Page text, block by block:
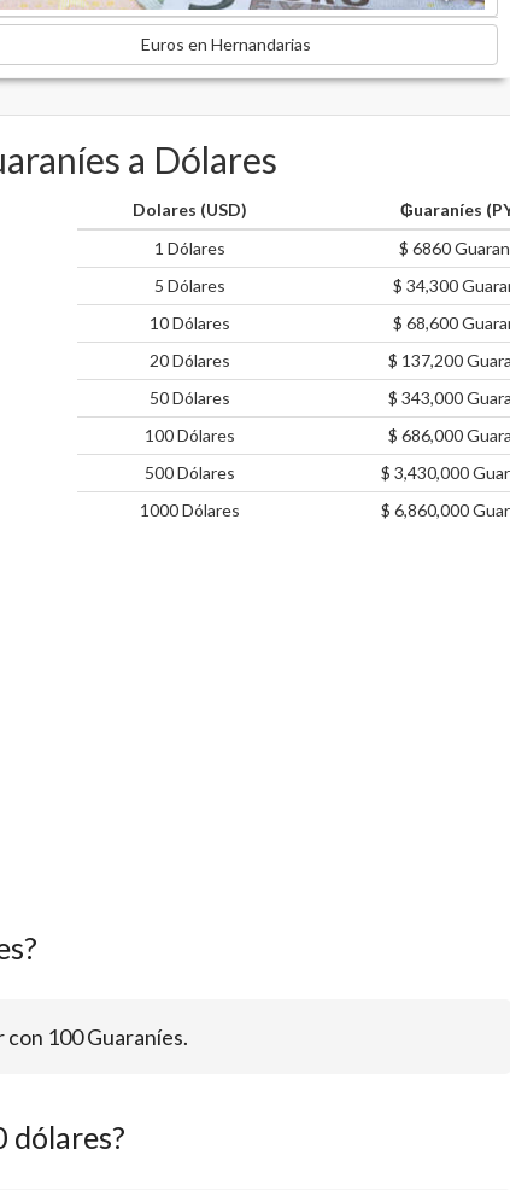
Euros en Hernandarias
a Dólares
Dolares (USD)
₲uaraníes
1 Dólares
$ 6860
5 Dólares
$ 34,300
10 Dólares
$ 68,600
20 Dólares
$ 137,200
50 Dólares
$ 343,000
100 Dólares
$ 686,000
500 Dólares
$ 3,430,000
1000 Dólares
$ 6,860,000
con 100 Guaraníes.
dólares?